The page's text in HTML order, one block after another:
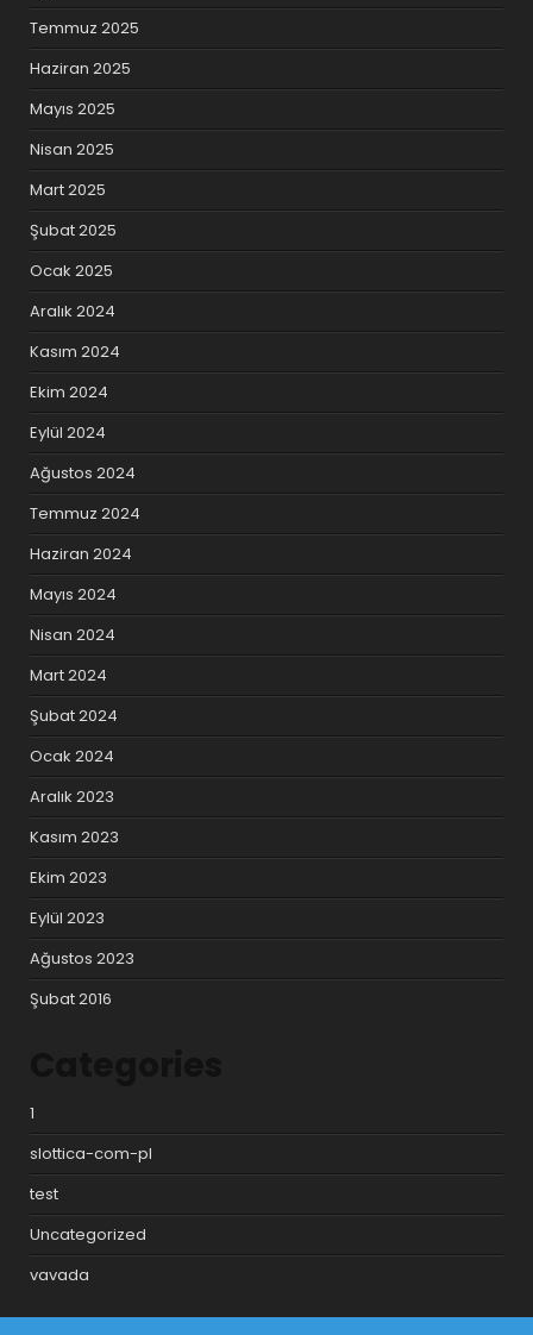
Temmuz 2025
Haziran 2025
Mayıs 2025
Nisan 2025
Mart 2025
Şubat 2025
Ocak 2025
Aralık 2024
Kasım 2024
Ekim 2024
Eylül 2024
Ağustos 2024
Temmuz 2024
Haziran 2024
Mayıs 2024
Nisan 2024
Mart 2024
Şubat 2024
Ocak 2024
Aralık 2023
Kasım 2023
Ekim 2023
Eylül 2023
Ağustos 2023
Şubat 2016
1
slottica-com-pl
test
Uncategorized
vavada